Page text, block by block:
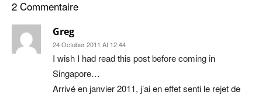
2 Commentaire
Greg
24 October 2011 At 12:44
I wish I had read this post before coming in
Singapore…
Arrivé en janvier 2011, j’ai en effet senti le rejet de